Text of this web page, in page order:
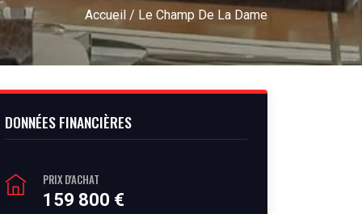
Accueil / Le Champ De La Dame
DONNÉES FINANCIÈRES
PRIX D'ACHAT
159 800 €